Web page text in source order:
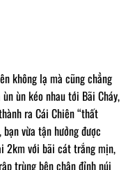
không lạ mà cũng chẳng
ùn kéo nhau tới Bãi Cháy,
ra Cái Chiên “thất
vừa tận hưởng được
2km với bãi cát trắng mịn,
trùng bên chân đỉnh núi